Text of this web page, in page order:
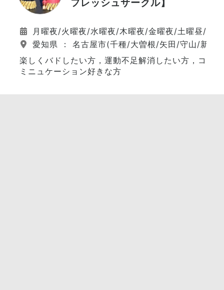
月曜夜/火曜夜/水曜夜/木曜夜/金曜夜/土曜昼/日
愛知県 ： 名古屋市(千種/大曽根/矢田/守山/新守
楽しくバドしたい方，運動不足解消したい方，コ
ミニュケーション好きな方